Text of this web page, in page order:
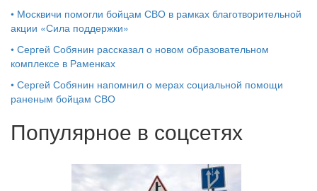
• Москвичи помогли бойцам СВО в рамках благотворительной
акции «Сила поддержки»
• Сергей Собянин рассказал о новом образовательном
комплексе в Раменках
• Сергей Собянин напомнил о мерах социальной помощи
раненым бойцам СВО
Популярное в соцсетях